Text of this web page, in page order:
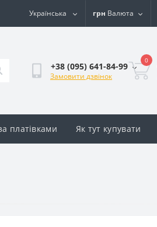
Українська грн Валюта
+38 (095) 641-84-99
Замовити дзвінок
0
платівками Як тут купувати